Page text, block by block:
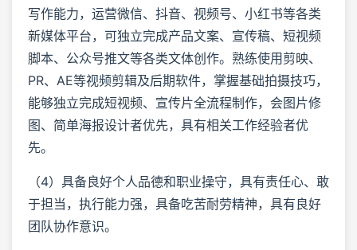
写作能力，运营微信、抖音、视频号、小红书等各类
新媒体平台，可独立完成产品文案、宣传稿、短视频
脚本、公众号推文等各类文体创作。熟练使用剪映、
PR、AE等视频剪辑及后期软件，掌握基础拍摄技巧，
能够独立完成短视频、宣传片全流程制作，会图片修
图、简单海报设计者优先，具有相关工作经验者优
先。
（4）具备良好个人品德和职业操守，具有责任心、敢
于担当，执行能力强，具备吃苦耐劳精神，具有良好
团队协作意识。